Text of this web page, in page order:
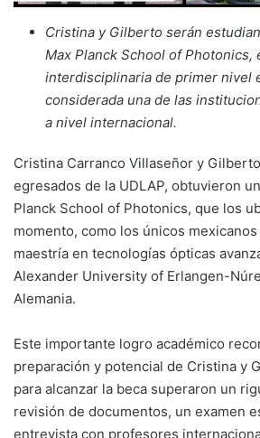
Cristina y Gilberto serán
Max Planck School of Photonics,
interdisciplinaria de primer nivel
considerada una de las
a nivel internacional.
Cristina Carranco Villaseñor y
egresados de la UDLAP, obtuvieron
Planck School of Photonics, que los
momento, como los únicos
maestría en tecnologías ópticas
Alexander University of Erlangen-
Alemania.
Este importante logro académico
preparación y potencial de Cristina y
para alcanzar la beca superaron un
revisión de documentos, un examen
entrevista con profesores